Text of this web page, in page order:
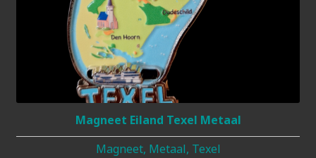
Magneet Eiland Texel Metaal
Magneet, Metaal, Texel